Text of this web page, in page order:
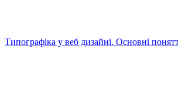
Типографіка у веб дизайні. Основні